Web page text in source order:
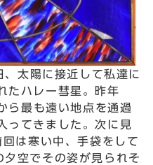
太陽に接近して私達に
たハレー彗星。昨年
最も遠い地点を通過
ってきました。次に見
は寒い中、手袋をして
空でその姿が見られそ